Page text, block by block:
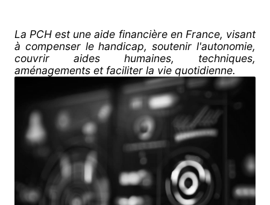
La PCH est une aide financière en France, visant
à compenser le handicap, soutenir l'autonomie,
couvrir aides humaines, techniques,
aménagements et faciliter la vie quotidienne.